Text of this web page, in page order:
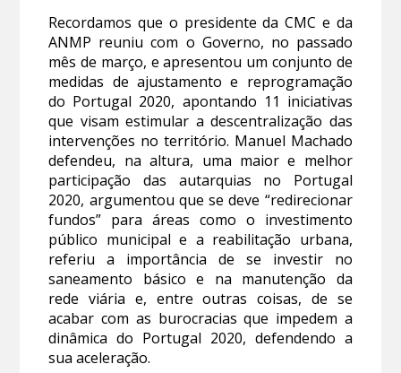
Recordamos que o presidente da CMC e da
ANMP reuniu com o Governo, no passado
mês de março, e apresentou um conjunto de
medidas de ajustamento e reprogramação
do Portugal 2020, apontando 11 iniciativas
que visam estimular a descentralização das
intervenções no território. Manuel Machado
defendeu, na altura, uma maior e melhor
participação das autarquias no Portugal
2020, argumentou que se deve “redirecionar
fundos” para áreas como o investimento
público municipal e a reabilitação urbana,
referiu a importância de se investir no
saneamento básico e na manutenção da
rede viária e, entre outras coisas, de se
acabar com as burocracias que impedem a
dinâmica do Portugal 2020, defendendo a
sua aceleração.